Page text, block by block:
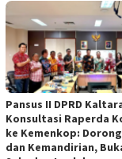
Pansus II DPRD
Konsultasi Raperda
ke Kemenkop:
dan Kemandirian,